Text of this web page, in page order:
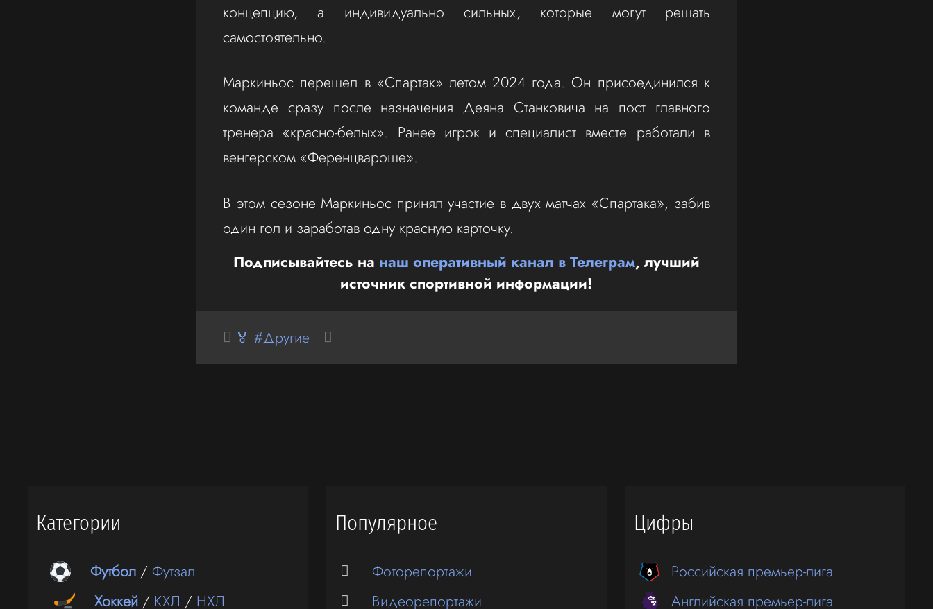
концепцию, а индивидуально сильных, которые могут решать
самостоятельно.
Маркиньос перешел в «Спартак» летом 2024 года. Он присоединился к
команде сразу после назначения Деяна Станковича на пост главного
тренера «красно-белых». Ранее игрок и специалист вместе работали в
венгерском «Ференцвароше».
В этом сезоне Маркиньос принял участие в двух матчах «Спартака», забив
один гол и заработав одну красную карточку.
Подписывайтесь на наш оперативный канал в Телеграм, лучший
источник спортивной информации!
🏅 #Другие
Категории
Футбол /Футзал
Хоккей / КХЛ / НХЛ
Популярное
Фоторепортажи
Видеорепортажи
Цифры
Российская премьер-лига
Английская премьер-лига